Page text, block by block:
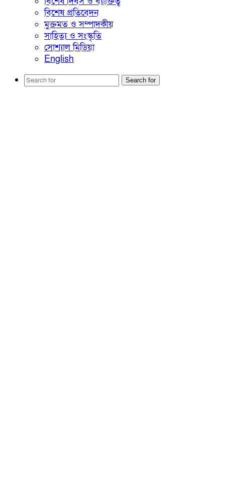
বিশেষ প্রতিবেদন
মুক্তমত ও সম্পাদকীয়
সাহিত্য ও সংস্কৃতি
সোশ্যাল মিডিয়া
English
Search for